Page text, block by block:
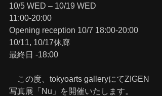
10/5 WED – 10/19 WED
11:00-20:00
Opening reception 10/7 18:00-20:00
10/11, 10/17休廊
最終日 -18:00
この度、tokyoarts galleryにてZIGEN
写真展「Nu」を開催いたします。